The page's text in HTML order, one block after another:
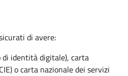
di avere:
di identità digitale), carta
o carta nazionale dei servizi